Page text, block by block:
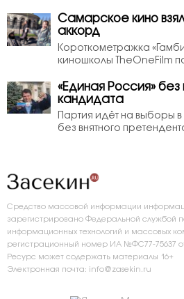
Самарское кино
аккорд
Короткометражка
киношколы TheOneFilm
«Единая Россия»
кандидата
Партия идёт на выборы
без внятного
Средство массовой информации
зарегистрировано Федеральной службой
информационных технологий и массовых
регистрационный номер ИА №ФС77-75637 от
Ресурс может содержать материалы 16+
Электронная почта: info@zasekin.ru